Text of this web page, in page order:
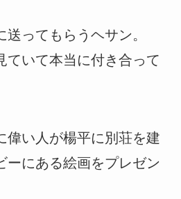
ってもらうヘサン。
ていて本当に付き合って
偉い人が楊平に別荘を建
ーにある絵画をプレゼン